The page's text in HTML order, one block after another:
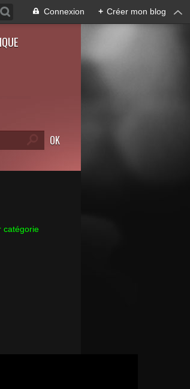
Connexion + Créer mon blog
catégorie